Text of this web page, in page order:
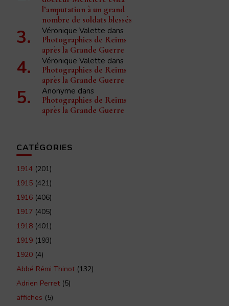
l’amputation à un grand
nombre de soldats blessés
Véronique Valette dans
Photographies de Reims
après la Grande Guerre
Véronique Valette dans
Photographies de Reims
après la Grande Guerre
Anonyme dans
Photographies de Reims
après la Grande Guerre
CATÉGORIES
1914 (201)
1915 (421)
1916 (406)
1917 (405)
1918 (401)
1919 (193)
1920 (4)
Abbé Rémi Thinot(132)
Adrien Perret(5)
affiches (5)